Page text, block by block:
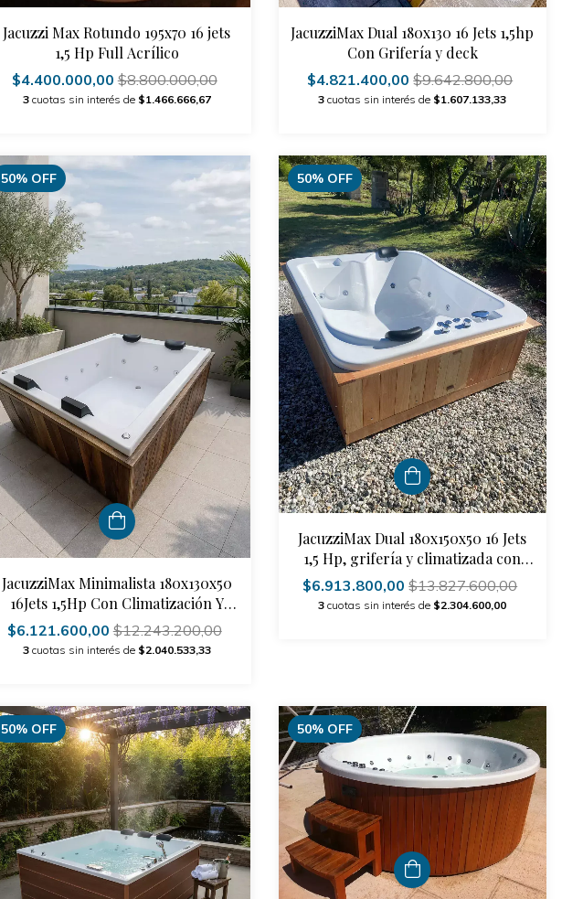
Jacuzzi Max Rotundo 195x70 16 jets
1,5 Hp Full Acrílico
$4.400.000,00$8.800.000,00
3 cuotas sin interés de $1.466.666,67
JacuzziMax Dual 180x130 16 Jets 1,5hp
Con Grifería y deck
$4.821.400,00$9.642.800,00
3 cuotas sin interés de $1.607.133,33
50% OFF
JacuzziMax Minimalista 180x130x50
16Jets 1,5Hp Con Climatización Y
Deck
$6.121.600,00$12.243.200,00
3 cuotas sin interés de $2.040.533,33
50% OFF
JacuzziMax Dual 180x150x50 16 Jets
1,5 Hp, grifería y climatizada con
deck
$6.913.800,00$13.827.600,00
3 cuotas sin interés de $2.304.600,00
50% OFF 50% OFF